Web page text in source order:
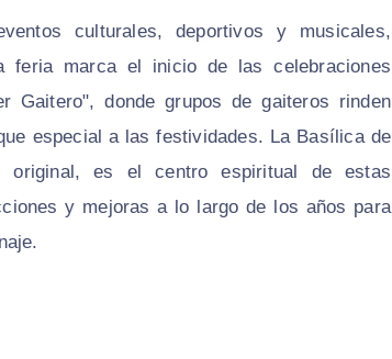
culturales, deportivos y musicales,
feria marca el inicio de las celebraciones
Gaitero", donde grupos de gaiteros rinden
especial a las festividades. La Basílica de
original, es el centro espiritual de estas
y mejoras a lo largo de los años para